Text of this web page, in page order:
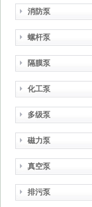
消防泵
螺杆泵
隔膜泵
化工泵
多级泵
磁力泵
真空泵
排污泵